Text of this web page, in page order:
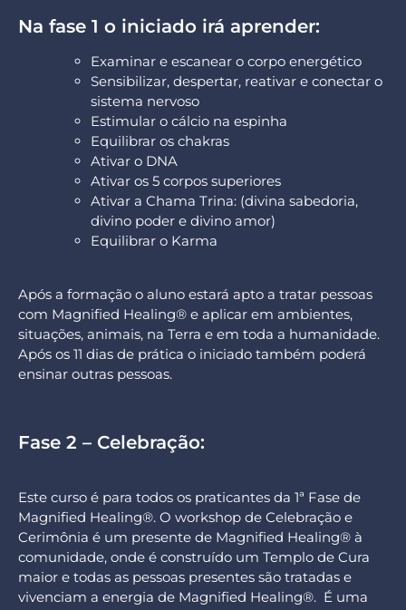
Na fase 1 o iniciado irá aprender:
Examinar e escanear o corpo energético
Sensibilizar, despertar, reativar e conectar o
sistema nervoso
Estimular o cálcio na espinha
Equilibrar os chakras
Ativar o DNA
Ativar os 5 corpos superiores
Ativar a Chama Trina: (divina sabedoria,
divino poder e divino amor)
Equilibrar o Karma
Após a formação o aluno estará apto a tratar pessoas
com Magnified Healing® e aplicar em ambientes,
situações, animais, na Terra e em toda a humanidade.
Após os 11 dias de prática o iniciado também poderá
ensinar outras pessoas.
Fase 2 – Celebração:
Este curso é para todos os praticantes da 1ª Fase de
Magnified Healing®. O workshop de Celebração e
Cerimônia é um presente de Magnified Healing® à
comunidade, onde é construído um Templo de Cura
maior e todas as pessoas presentes são tratadas e
vivenciam a energia de Magnified Healing®. É uma